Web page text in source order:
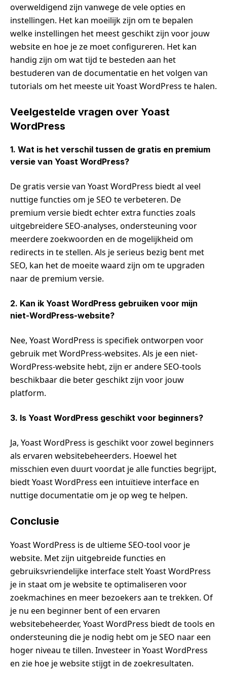
overweldigend zijn vanwege de vele opties en
instellingen. Het kan moeilijk zijn om te bepalen
welke instellingen het meest geschikt zijn voor jouw
website en hoe je ze moet configureren. Het kan
handig zijn om wat tijd te besteden aan het
bestuderen van de documentatie en het volgen van
tutorials om het meeste uit Yoast WordPress te halen.
Veelgestelde vragen over Yoast
WordPress
1. Wat is het verschil tussen de gratis en premium
versie van Yoast WordPress?
De gratis versie van Yoast WordPress biedt al veel
nuttige functies om je SEO te verbeteren. De
premium versie biedt echter extra functies zoals
uitgebreidere SEO-analyses, ondersteuning voor
meerdere zoekwoorden en de mogelijkheid om
redirects in te stellen. Als je serieus bezig bent met
SEO, kan het de moeite waard zijn om te upgraden
naar de premium versie.
2. Kan ik Yoast WordPress gebruiken voor mijn
niet-WordPress-website?
Nee, Yoast WordPress is specifiek ontworpen voor
gebruik met WordPress-websites. Als je een niet-
WordPress-website hebt, zijn er andere SEO-tools
beschikbaar die beter geschikt zijn voor jouw
platform.
3. Is Yoast WordPress geschikt voor beginners?
Ja, Yoast WordPress is geschikt voor zowel beginners
als ervaren websitebeheerders. Hoewel het
misschien even duurt voordat je alle functies begrijpt,
biedt Yoast WordPress een intuïtieve interface en
nuttige documentatie om je op weg te helpen.
Conclusie
Yoast WordPress is de ultieme SEO-tool voor je
website. Met zijn uitgebreide functies en
gebruiksvriendelijke interface stelt Yoast WordPress
je in staat om je website te optimaliseren voor
zoekmachines en meer bezoekers aan te trekken. Of
je nu een beginner bent of een ervaren
websitebeheerder, Yoast WordPress biedt de tools en
ondersteuning die je nodig hebt om je SEO naar een
hoger niveau te tillen. Investeer in Yoast WordPress
en zie hoe je website stijgt in de zoekresultaten.